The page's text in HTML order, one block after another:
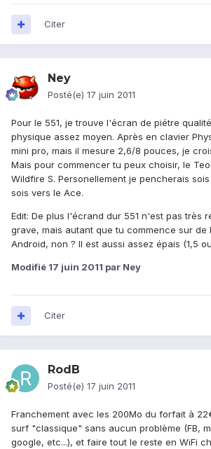
Citer
Ney
Posté(e) 17 juin 2011
Pour le 551, je trouve l'écran de piétre
physique assez moyen. Après en clavier
mini pro, mais il mesure 2,6/8 pouces, je
Mais pour commencer tu peux choisir, le
Wildfire S. Personellement je pencherais
sois vers le Ace.
Edit: De plus l'écrand dur 551 n'est pas très
grave, mais autant que tu commence sur de
Android, non ? Il est aussi assez épais (1,5
Modifié 17 juin 2011 par Ney
Citer
RodB
Posté(e) 17 juin 2011
Franchement avec les 200Mo du forfait à
surf "classique" sans aucun problème (FB,
google, etc...), et faire tout le reste en WiFi